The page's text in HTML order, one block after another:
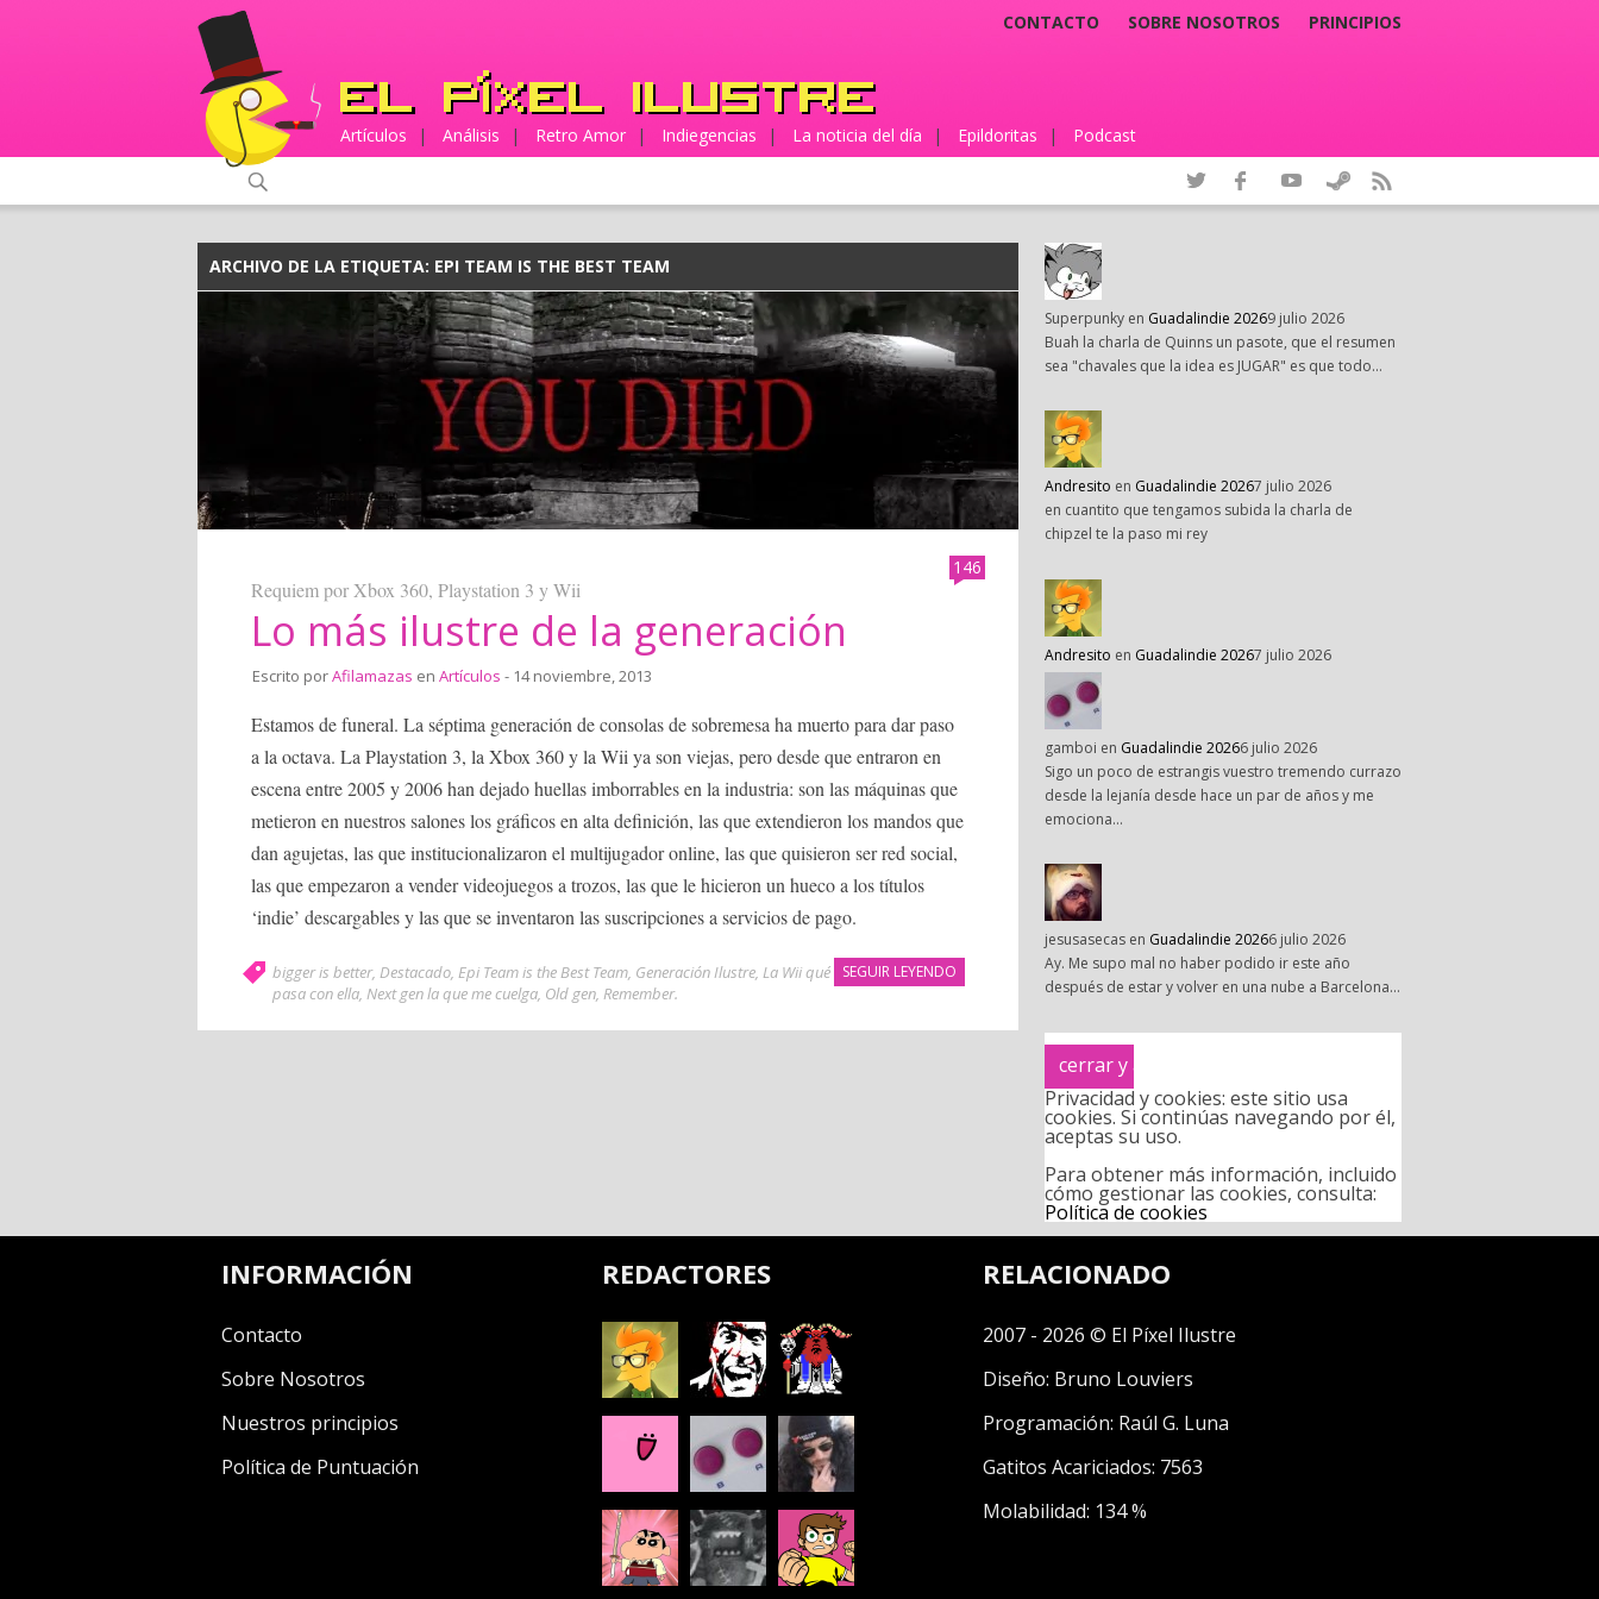
CONTACTO SOBRE NOSOTROS PRINCIPIOS
Artículos | Análisis | Retro Amor | Indiegencias | La noticia del día | Epildoritas | Podcast
ARCHIVO DE LA ETIQUETA: EPI TEAM IS THE BEST TEAM
146
Requiem por Xbox 360, Playstation 3 y Wii
Lo más ilustre de la generación
Escrito porAfilamazas en Artículos - 14 noviembre, 2013
Estamos de funeral. La séptima generación de consolas de sobremesa ha muerto para dar paso
a la octava. La Playstation 3, la Xbox 360 y la Wii ya son viejas, pero desde que entraron en
escena entre 2005 y 2006 han dejado huellas imborrables en la industria: son las máquinas que
metieron en nuestros salones los gráficos en alta definición, las que extendieron los mandos que
dan agujetas, las que institucionalizaron el multijugador online, las que quisieron ser red social,
las que empezaron a vender videojuegos a trozos, las que le hicieron un hueco a los títulos
‘indie’ descargables y las que se inventaron las suscripciones a servicios de pago.
SEGUIR LEYENDO
bigger is better, Destacado, Epi Team is the Best Team, Generación Ilustre, La Wii qué
pasa con ella, Next gen la que me cuelga, Old gen, Remember.
Superpunky en Guadalindie 20269 julio 2026
Buah la charla de Quinns un pasote, que el resumen
sea "chavales que la idea es JUGAR" es que todo…
Andresito en Guadalindie 20267 julio 2026
en cuantito que tengamos subida la charla de
chipzel te la paso mi rey
Andresito en Guadalindie 20267 julio 2026
gamboi en Guadalindie 20266 julio 2026
Sigo un poco de estrangis vuestro tremendo currazo
desde la lejanía desde hace un par de años y me
emociona…
jesusasecas en Guadalindie 20266 julio 2026
Ay. Me supo mal no haber podido ir este año
después de estar y volver en una nube a Barcelona…
Privacidad y cookies: este sitio usa
cookies. Si continúas navegando por él,
aceptas su uso.
Para obtener más información, incluido
cómo gestionar las cookies, consulta:
Política de cookies
INFORMACIÓN
Contacto
Sobre Nosotros
Nuestros principios
Política de Puntuación
REDACTORES RELACIONADO
2007 - 2026 © El Píxel Ilustre
Diseño: Bruno Louviers
Programación: Raúl G. Luna
Gatitos Acariciados: 7563
Molabilidad: 134 %